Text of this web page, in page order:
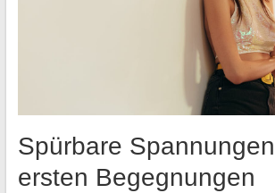
Spürbare
ersten Begegnungen